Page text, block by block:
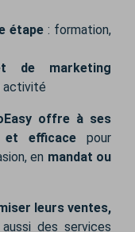
étape: formation,
de marketing
activité
offre à ses
et efficace pour
en mandat ou
leurs ventes,
des services